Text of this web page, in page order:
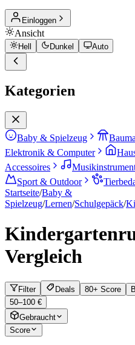
Einloggen
Ansicht
Hell Dunkel Auto
Kategorien
Baby & Spielzeug
Elektronik & Computer
Accessoires
Sport & Outdoor
Startseite/Baby &
Spielzeug/Lernen/Schulgepäck/
Vergleich
Filter Deals 80+ Score
50–100 €
Gebraucht
Score